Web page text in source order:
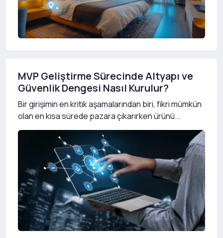
MVP Geliştirme Sürecinde Altyapı ve
Güvenlik Dengesi Nasıl Kurulur?
Bir girişimin en kritik aşamalarından biri, fikri mümkün
olan en kısa sürede pazara çıkarırken ürünü...